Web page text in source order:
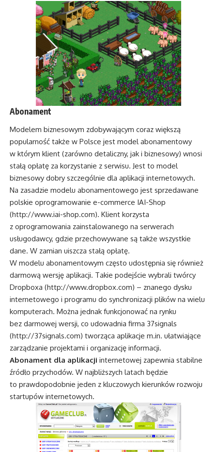
Abonament
Modelem biznesowym zdobywającym coraz większą
popularność także w Polsce jest model abonamentowy
w którym klient (zarówno detaliczny, jak i biznesowy) wnosi
stałą opłatę za korzystanie z serwisu. Jest to model
biznesowy dobry szczególnie dla aplikacji internetowych.
Na zasadzie modelu abonamentowego jest sprzedawane
polskie oprogramowanie e-commerce IAI-Shop
(http://www.iai-shop.com). Klient korzysta
z oprogramowania zainstalowanego na serwerach
usługodawcy, gdzie przechowywane są także wszystkie
dane. W zamian uiszcza stałą opłatę.
W modelu abonamentowym często udostępnia się również
darmową wersję aplikacji. Takie podejście wybrali twórcy
Dropboxa (http://www.dropbox.com) – znanego dysku
internetowego i programu do synchronizacji plików na wielu
komputerach. Można jednak funkcjonować na rynku
bez darmowej wersji, co udowadnia firma 37signals
(http://37signals.com) tworząca aplikacje m.in. ułatwiające
zarządzanie projektami i organizację informacji.
Abonament dla aplikacji internetowej zapewnia stabilne
źródło przychodów. W najbliższych latach będzie
to prawdopodobnie jeden z kluczowych kierunków rozwoju
startupów internetowych.